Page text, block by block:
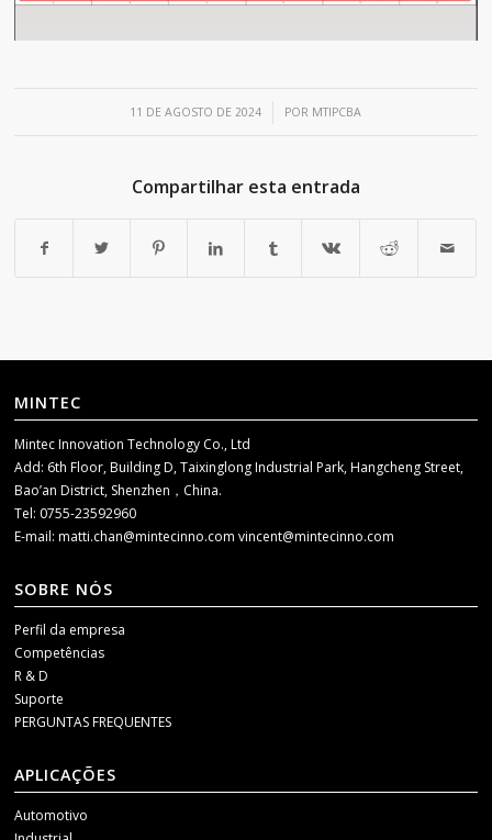
11 DE AGOSTO DE 2024
/ POR MTIPCBA
Compartilhar esta entrada
MINTEC
Mintec Innovation Technology Co., Ltd
Add: 6th Floor, Building D, Taixinglong Industrial Park, Hangcheng Street,
Bao’an District, Shenzhen，China.
Tel: 0755-23592960
E-mail:matti.chan@mintecinno.comvincent@mintecinno.com
SOBRE NÓS
Perfil da empresa
Competências
R & D
Suporte
PERGUNTAS FREQUENTES
APLICAÇÕES
Automotivo